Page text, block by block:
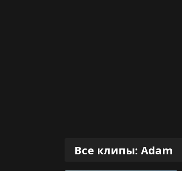
Все клипы: Adam